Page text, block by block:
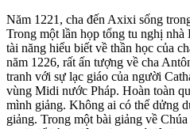
Năm 1221, cha đến Axixi sống
Trong một lần họp tổng tu nghị nhà
tài năng hiểu biết về thần học của
năm 1226, rất ấn tượng về cha
tranh với sự lạc giáo của người
vùng Midi nước Pháp. Hoàn toàn
mình giảng. Không ai có thể dửng
giảng. Trong một bài giảng về